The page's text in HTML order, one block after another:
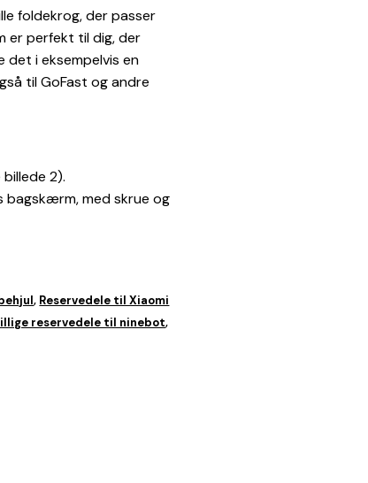
foldekrog, der passer
er perfekt til dig, der
det i eksempelvis en
til GoFast og andre
2).
bagskærm, med skrue og
, Reservedele til Xiaomi
reservedele til ninebot,